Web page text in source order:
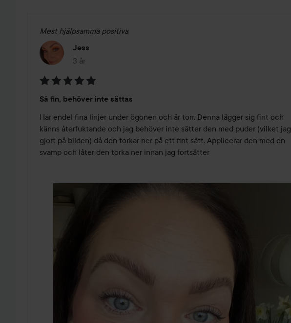
Mest hjälpsamma positiva
Jess
3 år
Inlägget skapades 3 år
5
av
5
Så fin, behöver inte sättas
Har endel fina linjer under ögonen och är torr. Denna lägger sig fint och
känns återfuktande och jag behöver inte sätter den med puder (vilket jag
gjort på bilden) då den torkar ner på ett fint sätt. Applicerar den med en
svamp och låter den torka ner innan jag fortsätter